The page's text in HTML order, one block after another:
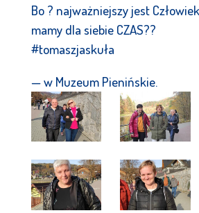
Bo ? najważniejszy jest
mamy dla siebie CZAS??
#tomaszjaskuła
— w Muzeum Pienińskie.